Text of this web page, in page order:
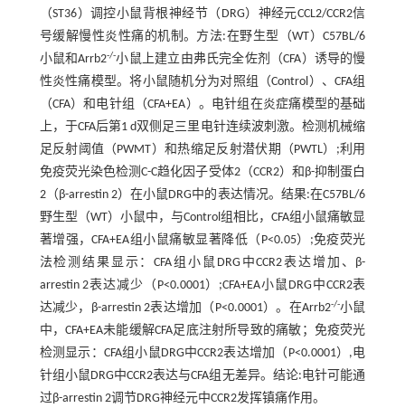
（ST36）调控小鼠背根神经节（DRG）神经元CCL2/CCR2信
号缓解慢性炎性痛的机制。方法:在野生型（WT）C57BL/6
小鼠和Arrb2-/-小鼠上建立由弗氏完全佐剂（CFA）诱导的慢
性炎性痛模型。将小鼠随机分为对照组（Control）、CFA组
（CFA）和电针组（CFA+EA）。电针组在炎症痛模型的基础
上，于CFA后第1 d双侧足三里电针连续波刺激。检测机械缩
足反射阈值（PWMT）和热缩足反射潜伏期（PWTL）;利用
免疫荧光染色检测C-C趋化因子受体2（CCR2）和β-抑制蛋白
2（β-arrestin 2）在小鼠DRG中的表达情况。结果:在C57BL/6
野生型（WT）小鼠中，与Control组相比，CFA组小鼠痛敏显
著增强，CFA+EA组小鼠痛敏显著降低（P<0.05）;免疫荧光
法检测结果显示：CFA组小鼠DRG中CCR2表达增加、β-
arrestin 2表达减少（P<0.0001）;CFA+EA小鼠DRG中CCR2表
达减少，β-arrestin 2表达增加（P<0.0001）。在Arrb2-/-小鼠
中，CFA+EA未能缓解CFA足底注射所导致的痛敏；免疫荧光
检测显示：CFA组小鼠DRG中CCR2表达增加（P<0.0001）,电
针组小鼠DRG中CCR2表达与CFA组无差异。结论:电针可能通
过β-arrestin 2调节DRG神经元中CCR2发挥镇痛作用。